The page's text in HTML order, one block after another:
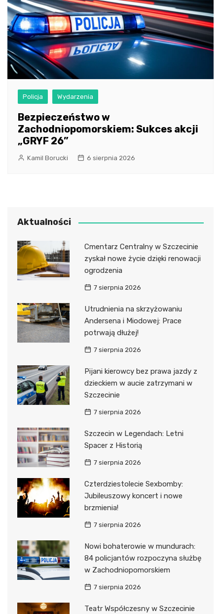
Policja Wydarzenia
Bezpieczeństwo w
Zachodniopomorskiem: Sukces akcji
„GRYF 26”
Kamil Borucki 6 sierpnia 2026
Aktualności
Cmentarz Centralny w Szczecinie
zyskał nowe życie dzięki renowacji
ogrodzenia
7 sierpnia 2026
Utrudnienia na skrzyżowaniu
Andersena i Miodowej: Prace
potrwają dłużej!
7 sierpnia 2026
Pijani kierowcy bez prawa jazdy z
dzieckiem w aucie zatrzymani w
Szczecinie
7 sierpnia 2026
Szczecin w Legendach: Letni
Spacer z Historią
7 sierpnia 2026
Czterdziestolecie Sexbomby:
Jubileuszowy koncert i nowe
brzmienia!
7 sierpnia 2026
Nowi bohaterowie w mundurach:
84 policjantów rozpoczyna służbę
w Zachodniopomorskiem
7 sierpnia 2026
Teatr Współczesny w Szczecinie